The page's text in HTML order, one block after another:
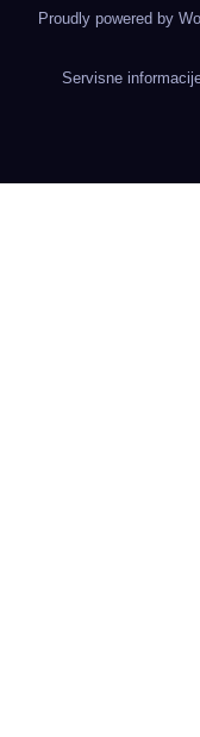
Proudly powered by
Servisne